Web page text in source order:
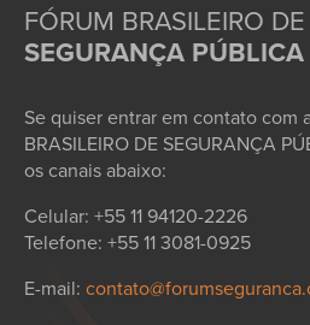
FÓRUM BRASILEIRO DE
SEGURANÇA PÚBLICA
Se quiser entrar em contato com
BRASILEIRO DE SEGURANÇA
os canais abaixo:
Celular: +55 11 94120-2226
Telefone: +55 11 3081-0925
E-mail: